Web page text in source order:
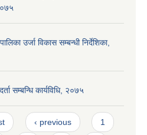
उर्जा विकास सम्बन्धी निर्देशिका,
सम्बन्धि कार्यविधि, २०७५
‹ previous 1